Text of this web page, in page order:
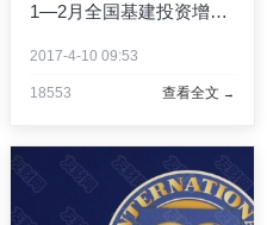
1—2月全国基建投资增速
此快增，有人发出疑问：
人提出：是不是又要搞强
2017-4-10 09:53
18553 查看全文